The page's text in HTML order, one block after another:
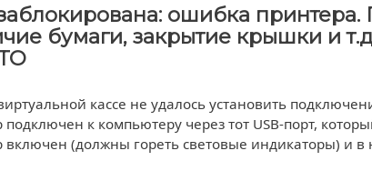
ошибка
бумаги, закрытие крышки и
кассе не удалось установить
подключен к компьютеру через тот USB-порт,
включен (должны гореть световые индикаторы) и